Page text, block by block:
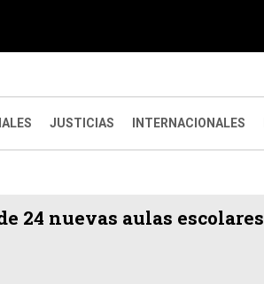
JUSTICIAS INTERNACIONALES
24 nuevas aulas escolares